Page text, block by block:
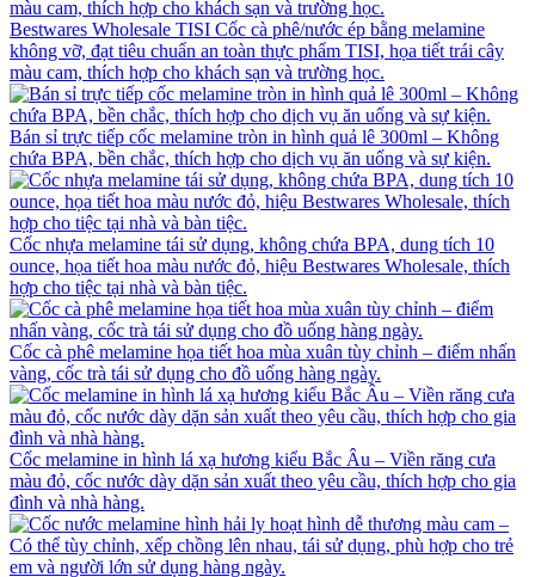
Bestwares Wholesale TISI Cốc cà phê/nước ép bằng melamine
không vỡ, đạt tiêu chuẩn an toàn thực phẩm TISI, họa tiết trái cây
màu cam, thích hợp cho khách sạn và trường học.
Bán sỉ trực tiếp cốc melamine tròn in hình quả lê 300ml – Không
chứa BPA, bền chắc, thích hợp cho dịch vụ ăn uống và sự kiện.
Cốc nhựa melamine tái sử dụng, không chứa BPA, dung tích 10
ounce, họa tiết hoa màu nước đỏ, hiệu Bestwares Wholesale, thích
hợp cho tiệc tại nhà và bàn tiệc.
Cốc cà phê melamine họa tiết hoa mùa xuân tùy chỉnh – điểm nhấn
vàng, cốc trà tái sử dụng cho đồ uống hàng ngày.
Cốc melamine in hình lá xạ hương kiểu Bắc Âu – Viền răng cưa
màu đỏ, cốc nước dày dặn sản xuất theo yêu cầu, thích hợp cho gia
đình và nhà hàng.